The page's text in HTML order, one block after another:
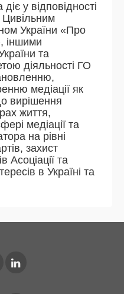
у відповідності
Цивільним
України «Про
іншими
та
діяльності ГО
медіації як
вирішення
життя,
медіації та
на рівні
захист
Асоціації та
в Україні та